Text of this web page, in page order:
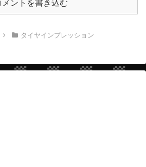
メントを書き込む
タイヤインプレッション